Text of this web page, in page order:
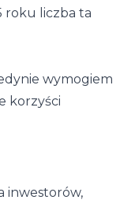
roku liczba ta
wymogiem
korzyści
inwestorów,